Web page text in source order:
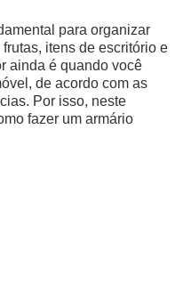
para organizar
itens de escritório e
ainda é quando você
de acordo com as
Por isso, neste
fazer um armário